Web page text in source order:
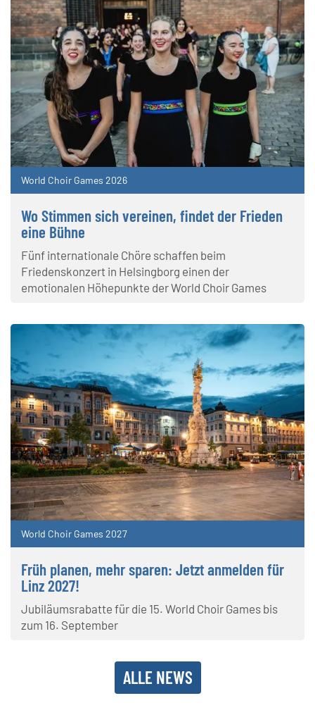
World Choir Games 2026
Wo Stimmen sich vereinen, findet der Frieden
eine Bühne
Fünf internationale Chöre schaffen beim
Friedenskonzert in Helsingborg einen der
emotionalen Höhepunkte der World Choir Games
World Choir Games 2027
Früh planen, mehr sparen: Jetzt anmelden für
Linz 2027!
Jubiläumsrabatte für die 15. World Choir Games bis
zum 16. September
ALLE NEWS